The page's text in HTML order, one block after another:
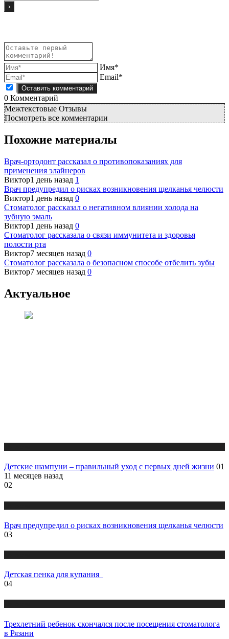
Имя*
Email*
0 Комментарий
Межтекстовые Отзывы
Посмотреть все комментарии
Похожие материалы
Врач-ортодонт рассказал о противопоказаниях для
применения элайнеров
Виктор1 день назад 1
Врач предупредил о рисках возникновения щелканья челюсти
Виктор1 день назад 0
Стоматолог рассказал о негативном влиянии холода на
зубную эмаль
Виктор1 день назад 0
Стоматолог рассказала о связи иммунитета и здоровья
полости рта
Виктор7 месяцев назад 0
Стоматолог рассказала о безопасном способе отбелить зубы
Виктор7 месяцев назад 0
Актуальное
Детские шампуни – правильный уход с первых дней жизни 01
11 месяцев назад
02
Врач предупредил о рисках возникновения щелканья челюсти
03
Детская пенка для купания
04
Трехлетний ребенок скончался после посещения стоматолога
в Рязани